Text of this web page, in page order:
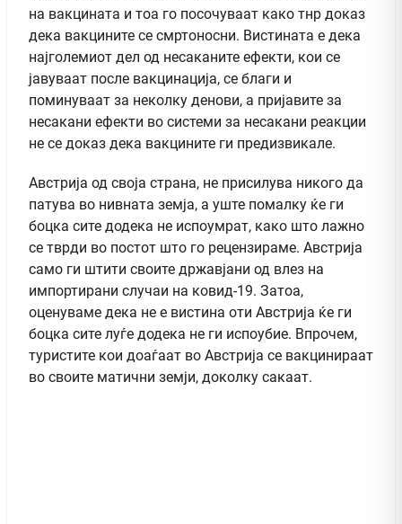
на вакцината и тоа го посочуваат како тнр доказ
дека вакцините се смртоносни. Вистината е дека
најголемиот дел од несаканите ефекти, кои се
јавуваат после вакцинација, се благи и
поминуваат за неколку денови, а пријавите за
несакани ефекти во системи за несакани реакции
не се доказ дека вакцините ги предизвикале.
Австрија од своја страна, не присилува никого да
патува во нивната земја, а уште помалку ќе ги
боцка сите додека не испоумрат, како што лажно
се тврди во постот што го рецензираме. Австрија
само ги штити своите државјани од влез на
импортирани случаи на ковид-19. Затоа,
оценуваме дека не е вистина оти Австрија ќе ги
боцка сите луѓе додека не ги испоубие. Впрочем,
туристите кои доаѓаат во Австрија се вакцинираат
во своите матични земји, доколку сакаат.